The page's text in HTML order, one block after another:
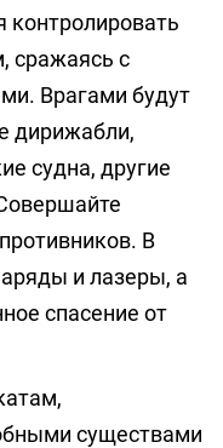
контролировать
сражаясь с
Врагами будут
дирижабли,
судна, другие
В
и лазеры, а
спасение от
существами